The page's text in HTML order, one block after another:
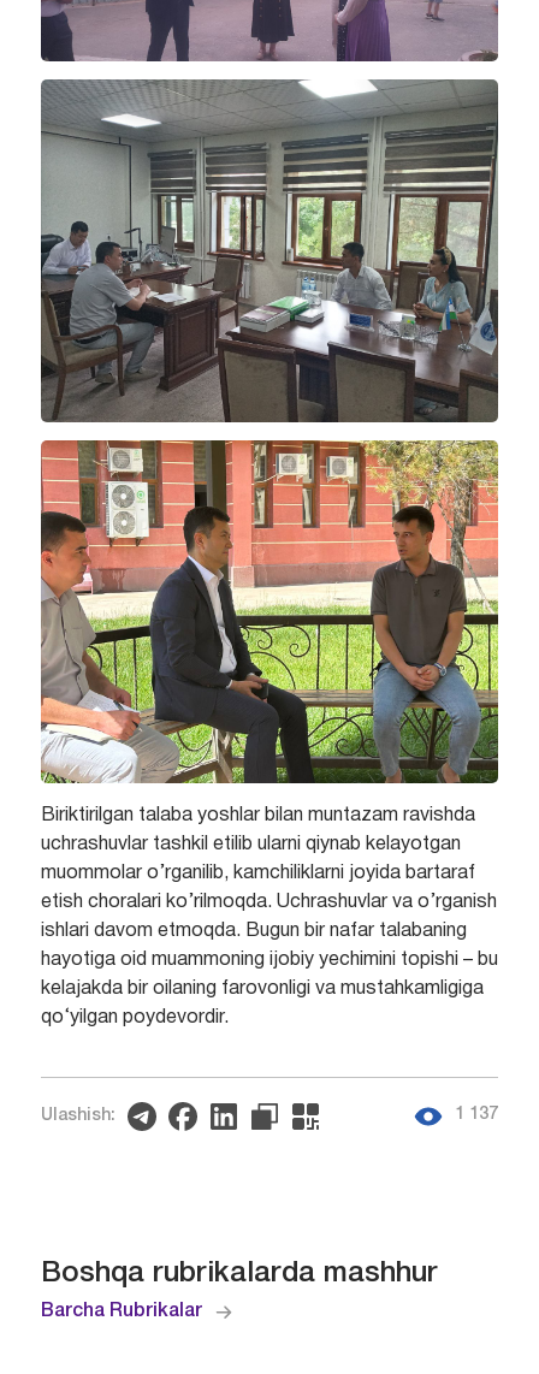
Biriktirilgan talaba yoshlar bilan muntazam ravishda
uchrashuvlar tashkil etilib ularni qiynab kelayotgan
muommolar o’rganilib, kamchiliklarni joyida bartaraf
etish choralari ko’rilmoqda. Uchrashuvlar va o’rganish
ishlari davom etmoqda. Bugun bir nafar talabaning
hayotiga oid muammoning ijobiy yechimini topishi – bu
kelajakda bir oilaning farovonligi va mustahkamligiga
qo‘yilgan poydevordir.
Ulashish: 1 137
Boshqa rubrikalarda mashhur
Barcha Rubrikalar